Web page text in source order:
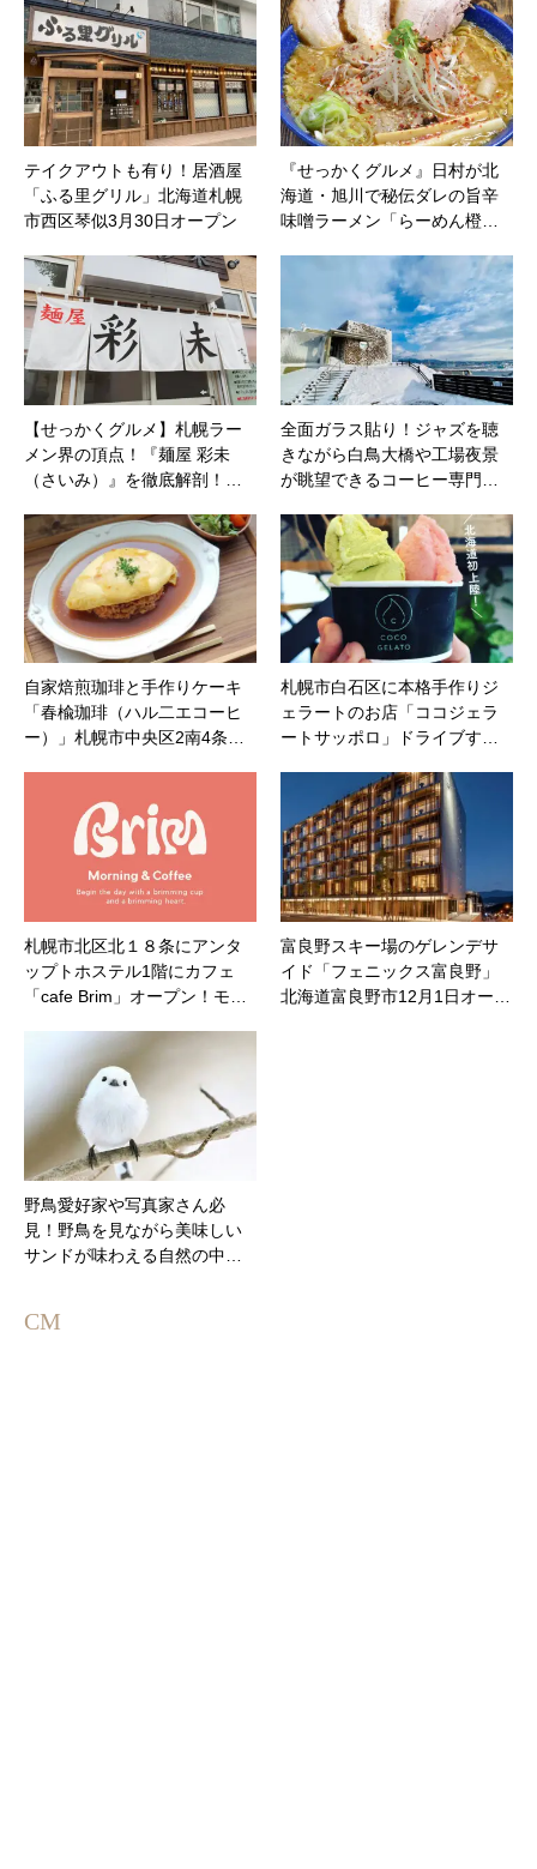
テイクアウトも有り！居酒屋
「ふる里グリル」北海道札幌
市西区琴似3月30日オープン
『せっかくグルメ』日村が北
海道・旭川で秘伝ダレの旨辛
味噌ラーメン「らーめん橙…
【せっかくグルメ】札幌ラー
メン界の頂点！『麺屋 彩未
（さいみ）』を徹底解剖！…
全面ガラス貼り！ジャズを聴
きながら白鳥大橋や工場夜景
が眺望できるコーヒー専門…
自家焙煎珈琲と手作りケーキ
「春楡珈琲（ハル二エコーヒ
ー）」札幌市中央区2南4条…
札幌市白石区に本格手作りジ
ェラートのお店「ココジェラ
ートサッポロ」ドライブす…
札幌市北区北１８条にアンタ
ップトホステル1階にカフェ
「cafe Brim」オープン！モ…
富良野スキー場のゲレンデサ
イド「フェニックス富良野」
北海道富良野市12月1日オー…
野鳥愛好家や写真家さん必
見！野鳥を見ながら美味しい
サンドが味わえる自然の中…
CM